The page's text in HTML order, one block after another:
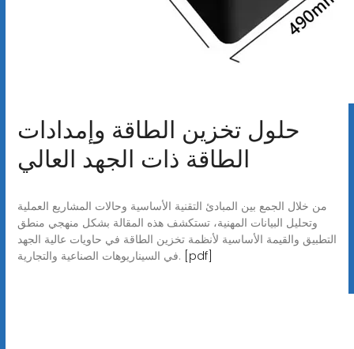
حلول تخزين الطاقة وإمدادات
الطاقة ذات الجهد العالي
من خلال الجمع بين المبادئ التقنية الأساسية وحالات المشاريع العملية
وتحليل البيانات المهنية، تستكشف هذه المقالة بشكل منهجي منطق
التطبيق والقيمة الأساسية لأنظمة تخزين الطاقة في حاويات عالية الجهد
في السيناريوهات الصناعية والتجارية. [pdf]